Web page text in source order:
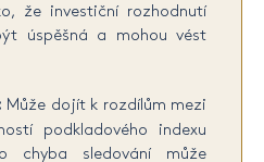
že investiční rozhodnutí
úspěšná a mohou vést
Může dojít k rozdílům mezi
podkladového indexu
chyba sledování může